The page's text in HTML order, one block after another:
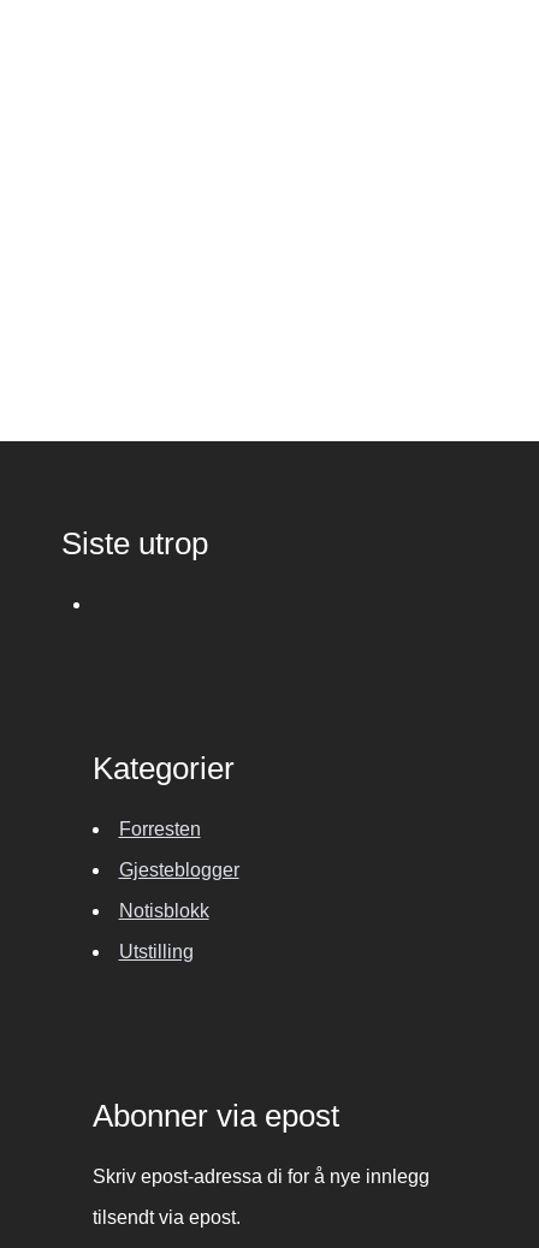
Siste utrop
Kategorier
Forresten
Gjesteblogger
Notisblokk
Utstilling
Abonner via epost
Skriv epost-adressa di for å nye innlegg
tilsendt via epost.